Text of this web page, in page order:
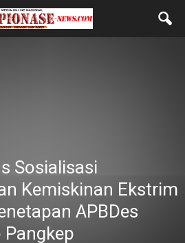
Sosialisasi
Kemiskinan Ekstrim
APBDes
Pangkep